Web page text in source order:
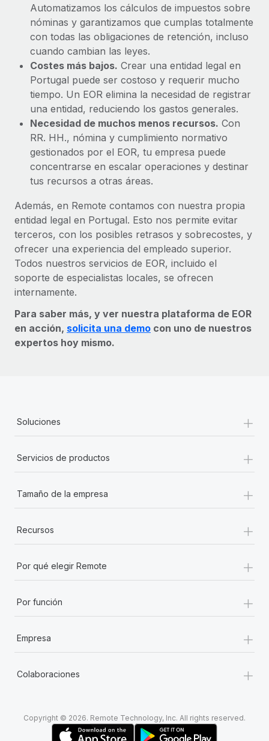
Automatizamos los cálculos de impuestos sobre
nóminas y garantizamos que cumplas totalmente
con todas las obligaciones de retención, incluso
cuando cambian las leyes.
Costes más bajos. Crear una entidad legal en
Portugal puede ser costoso y requerir mucho
tiempo. Un EOR elimina la necesidad de registrar
una entidad, reduciendo los gastos generales.
Necesidad de muchos menos recursos. Con
RR. HH., nómina y cumplimiento normativo
gestionados por el EOR, tu empresa puede
concentrarse en escalar operaciones y destinar
tus recursos a otras áreas.
Además, en Remote contamos con nuestra propia
entidad legal en Portugal. Esto nos permite evitar
terceros, con los posibles retrasos y sobrecostes, y
ofrecer una experiencia del empleado superior.
Todos nuestros servicios de EOR, incluido el
soporte de especialistas locales, se ofrecen
internamente.
Para saber más, y ver nuestra plataforma de EOR
en acción, solicita una demo con uno de nuestros
expertos hoy mismo.
Soluciones +
Servicios de productos +
Tamaño de la empresa +
Recursos +
Por qué elegir Remote +
Por función +
Empresa +
Colaboraciones +
Copyright © 2026. Remote Technology, Inc. All rights reserved.